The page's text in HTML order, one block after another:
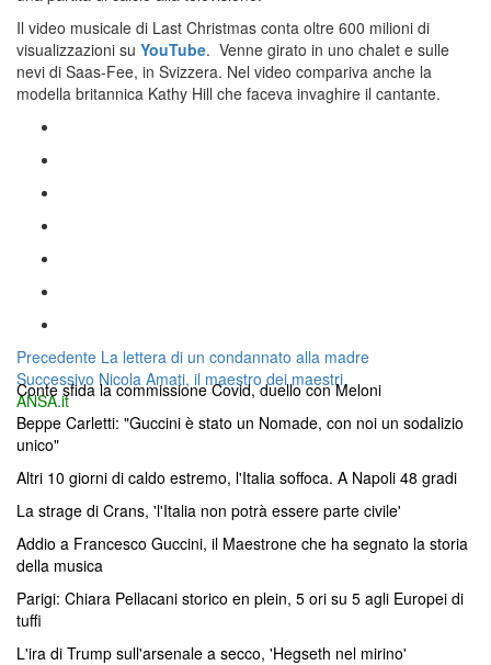
Il video musicale di Last Christmas conta oltre 600 milioni di
visualizzazioni su YouTube. Venne girato in uno chalet e sulle
nevi di Saas-Fee, in Svizzera. Nel video compariva anche la
modella britannica Kathy Hill che faceva invaghire il cantante.
Navigazione
articoli
Precedente Articolo
precedente:
La lettera di un condannato alla madre
Successivo Articolo
successivo:
Nicola Amati, il maestro dei maestri
ANSA.it
Conte sfida la commissione Covid, duello con Meloni
Beppe Carletti: "Guccini è stato un Nomade, con noi un sodalizio
unico"
Altri 10 giorni di caldo estremo, l'Italia soffoca. A Napoli 48 gradi
La strage di Crans, 'l'Italia non potrà essere parte civile'
Addio a Francesco Guccini, il Maestrone che ha segnato la storia
della musica
Parigi: Chiara Pellacani storico en plein, 5 ori su 5 agli Europei di
tuffi
L'ira di Trump sull'arsenale a secco, 'Hegseth nel mirino'